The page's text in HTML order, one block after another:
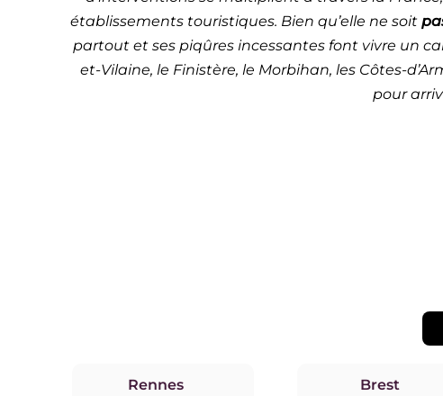
établissements touristiques. Bien qu’elle ne soit
partout et ses piqûres incessantes font vivre un
et-Vilaine, le Finistère, le Morbihan, les Côtes-
pour
Rennes Brest